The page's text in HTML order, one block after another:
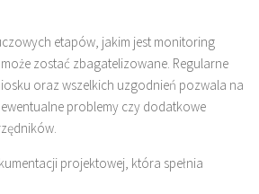
etapów, jakim jest monitoring
zostać zbagatelizowane. Regularne
oraz wszelkich uzgodnień pozwala na
problemy czy dodatkowe
projektowej, która spełnia